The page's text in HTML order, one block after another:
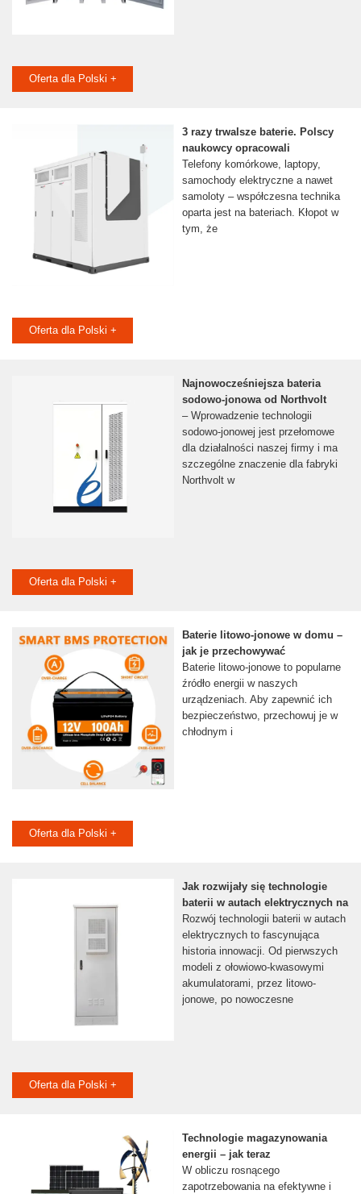
Oferta dla Polski +
3 razy trwalsze baterie. Polscy
naukowcy opracowali
Telefony komórkowe, laptopy,
samochody elektryczne a nawet
samoloty – współczesna technika
oparta jest na bateriach. Kłopot w
tym, że
Oferta dla Polski +
Najnowocześniejsza bateria
sodowo-jonowa od Northvolt
– Wprowadzenie technologii
sodowo-jonowej jest przełomowe
dla działalności naszej firmy i ma
szczególne znaczenie dla fabryki
Northvolt w
Oferta dla Polski +
Baterie litowo-jonowe w domu –
jak je przechowywać
Baterie litowo-jonowe to popularne
źródło energii w naszych
urządzeniach. Aby zapewnić ich
bezpieczeństwo, przechowuj je w
chłodnym i
Oferta dla Polski +
Jak rozwijały się technologie
baterii w autach elektrycznych na
Rozwój technologii baterii w autach
elektrycznych to fascynująca
historia innowacji. Od pierwszych
modeli z ołowiowo-kwasowymi
akumulatorami, przez litowo-
jonowe, po nowoczesne
Oferta dla Polski +
Technologie magazynowania
energii – jak teraz
W obliczu rosnącego
zapotrzebowania na efektywne i